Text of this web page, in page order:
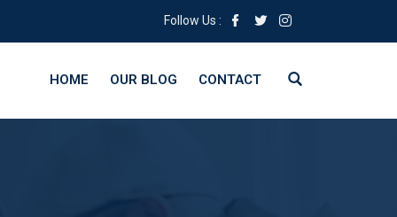
Follow Us :
HOME OUR BLOG CONTACT